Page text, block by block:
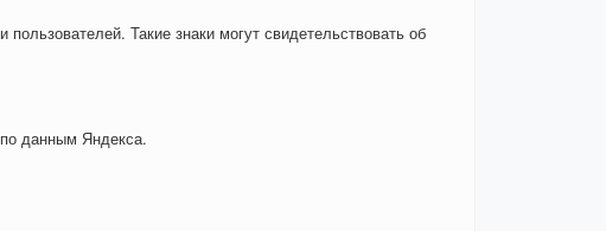
Такие знаки могут свидетельствовать об
данным Яндекса.